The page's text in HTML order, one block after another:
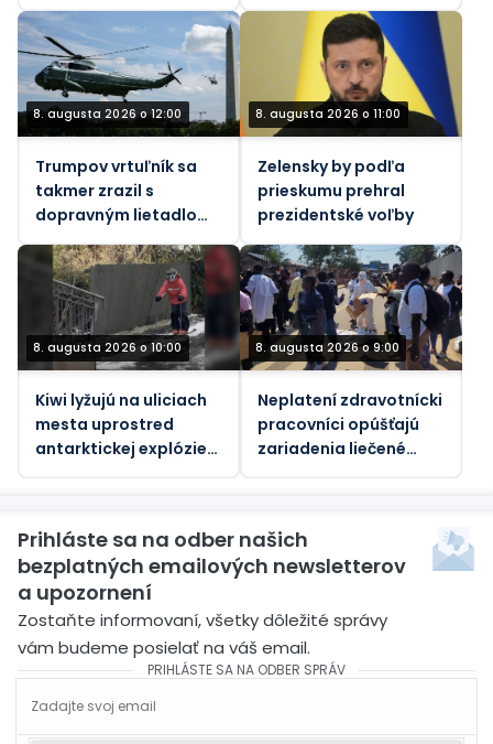
8. augusta 2026 o 12:00
Trumpov vrtuľník sa
takmer zrazil s
dopravným lietadlom,
informuje FAA.
8. augusta 2026 o 11:00
Zelensky by podľa
prieskumu prehral
prezidentské voľby
8. augusta 2026 o 10:00
Kiwi lyžujú na uliciach
mesta uprostred
antarktickej explózie
8. augusta 2026 o 9:00
Neplatení zdravotnícki
pracovníci opúšťajú
zariadenia liečené
Prihláste sa na odber našich
bezplatných emailových newsletterov
a upozornení
Zostaňte informovaní, všetky dôležité správy
vám budeme posielať na váš email.
PRIHLÁSTE SA NA ODBER SPRÁV